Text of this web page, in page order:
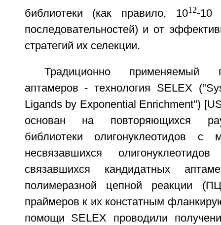
библиотеки (как правило, 1012-10
последовательностей) и от
стратегий их селекции.
Традиционно применяемый
аптамеров - технология SELEX
Ligands by Exponential Enrichment")
основан на повторяющихся
библиотеки олигонуклеотидов с
несвязавшихся
связавшихся кандидатных
полимеразной цепной реакции
праймеров к их констатным
помощи SELEX проводили